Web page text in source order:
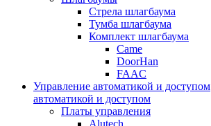
Стрела шлагбаума
Тумба шлагбаума
Комплект шлагбаума
Came
DoorHan
FAAC
Управление автоматикой и доступом
автоматикой и доступом
Платы управления
Alutech